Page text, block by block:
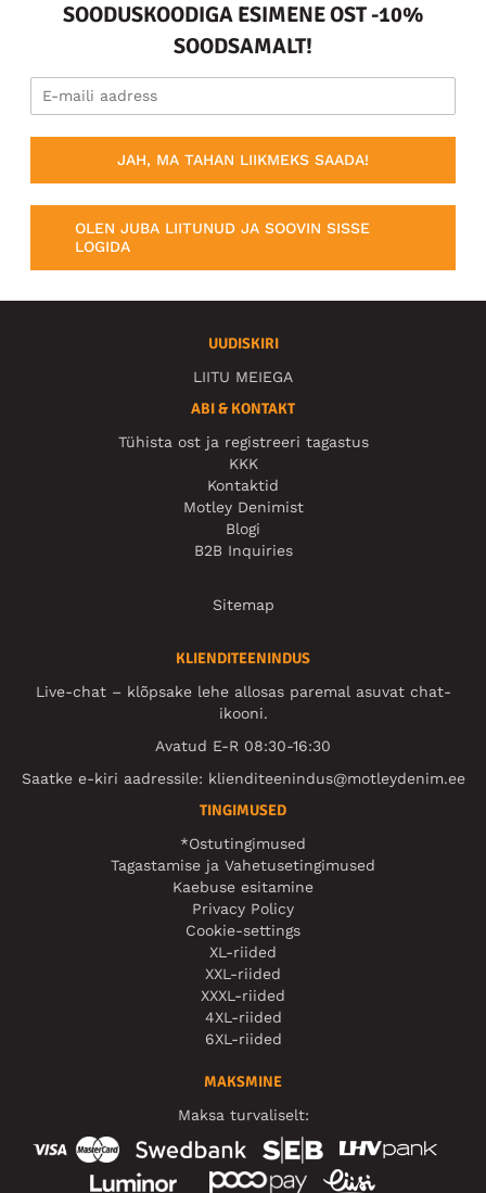
SOODUSKOODIGA ESIMENE OST -10%
SOODSAMALT!
JAH, MA TAHAN LIIKMEKS SAADA!
OLEN JUBA LIITUNUD JA SOOVIN SISSE
LOGIDA
UUDISKIRI
LIITU MEIEGA
ABI & KONTAKT
Tühista ost ja registreeri tagastus
KKK
Kontaktid
Motley Denimist
Blogi
B2B Inquiries
Sitemap
KLIENDITEENINDUS
Live-chat – klõpsake lehe allosas paremal asuvat chat-
ikooni.
Avatud E-R 08:30-16:30
Saatke e-kiri aadressile: klienditeenindus@motleydenim.ee
TINGIMUSED
*Ostutingimused
Tagastamise ja Vahetusetingimused
Kaebuse esitamine
Privacy Policy
Cookie-settings
XL-riided
XXL-riided
XXXL-riided
4XL-riided
6XL-riided
MAKSMINE
Maksa turvaliselt: